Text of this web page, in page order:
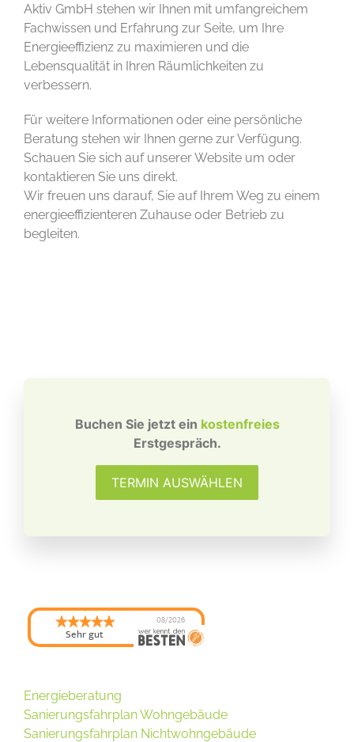
Aktiv GmbH stehen wir Ihnen mit umfangreichem
Fachwissen und Erfahrung zur Seite, um Ihre
Energieeffizienz zu maximieren und die
Lebensqualität in Ihren Räumlichkeiten zu
verbessern.
Für weitere Informationen oder eine persönliche
Beratung stehen wir Ihnen gerne zur Verfügung.
Schauen Sie sich auf unserer Website um oder
kontaktieren Sie uns direkt.
Wir freuen uns darauf, Sie auf Ihrem Weg zu einem
energieeffizienteren Zuhause oder Betrieb zu
begleiten.
Buchen Sie jetzt ein kostenfreies
Erstgespräch.
TERMIN AUSWÄHLEN
Sehr gut
08/2026
Energieberatung
Sanierungsfahrplan Wohngebäude
Sanierungsfahrplan Nichtwohngebäude